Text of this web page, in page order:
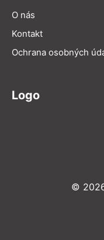
O nás
Kontakt
Ochrana osobných
Logo
©